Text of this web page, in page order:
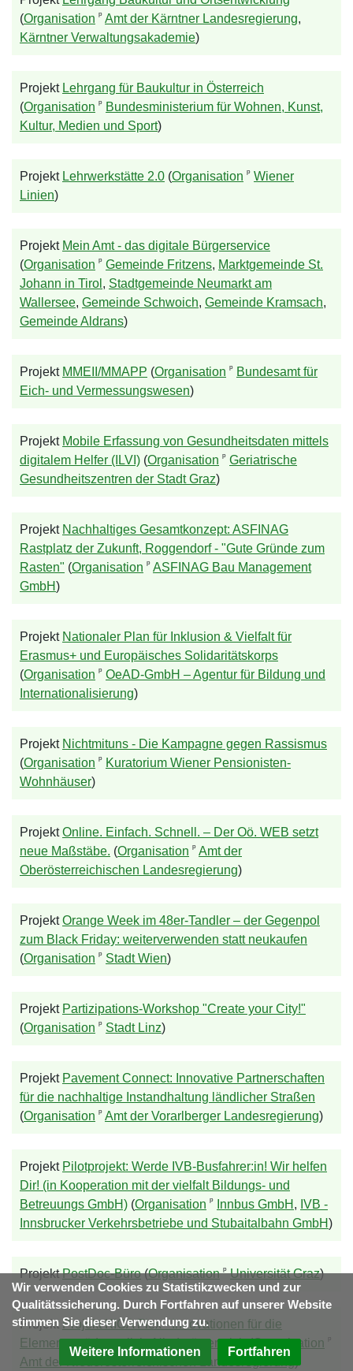
(Organisation ᵖ Amt der Kärntner Landesregierung,
Kärntner Verwaltungsakademie)
Projekt Lehrgang für Baukultur in Österreich
(Organisation ᵖ Bundesministerium für Wohnen, Kunst,
Kultur, Medien und Sport)
Projekt Lehrwerkstätte 2.0 (Organisation ᵖ Wiener
Linien)
Projekt Mein Amt - das digitale Bürgerservice
(Organisation ᵖ Gemeinde Fritzens, Marktgemeinde St.
Johann in Tirol , Stadtgemeinde Neumarkt am
Wallersee, Gemeinde Schwoich, Gemeinde Kramsach,
Gemeinde Aldrans)
Projekt MMEII/MMAPP (Organisation ᵖ Bundesamt für
Eich- und Vermessungswesen)
Projekt Mobile Erfassung von Gesundheitsdaten mittels
digitalem Helfer (ILVI) (Organisation ᵖ Geriatrische
Gesundheitszentren der Stadt Graz)
Projekt Nachhaltiges Gesamtkonzept: ASFINAG
Rastplatz der Zukunft, Roggendorf - "Gute Gründe zum
Rasten" (Organisation ᵖ ASFINAG Bau Management
GmbH )
Projekt Nationaler Plan für Inklusion & Vielfalt für
Erasmus+ und Europäisches Solidaritätskorps
(Organisation ᵖ OeAD-GmbH – Agentur für Bildung und
Internationalisierung)
Projekt Nichtmituns - Die Kampagne gegen Rassismus
(Organisation ᵖ Kuratorium Wiener Pensionisten-
Wohnhäuser)
ProjektOnline. Einfach. Schnell. – Der Oö. WEB setzt
neue Maßstäbe. (Organisation ᵖ Amt der
Oberösterreichischen Landesregierung)
ProjektOrange Week im 48er-Tandler – der Gegenpol
zum Black Friday: weiterverwenden statt neukaufen
(Organisation ᵖ Stadt Wien)
Projekt Partizipations-Workshop "Create your City!"
(Organisation ᵖ Stadt Linz)
Projekt Pavement Connect: Innovative Partnerschaften
für die nachhaltige Instandhaltung ländlicher Straßen
(Organisation ᵖ Amt der Vorarlberger Landesregierung)
Projekt Pilotprojekt: Werde IVB-Busfahrer:in! Wir helfen
Dir! (in Kooperation mit der vielfalt Bildungs- und
Betreuungs GmbH) (Organisation ᵖ Innbus GmbH , IVB -
Innsbrucker Verkehrsbetriebe und Stubaitalbahn GmbH )
ProjektPostDoc-Büro(Organisation ᵖ Universität Graz)
Projekt Projekt KIGA Flex - Innovationen für die
Elementarpädagogik in Niederösterreich
Organisation
Amt der Niederösterreichischen Landesregierung)
Wir verwenden Cookies zu Statistikzwecken und zur
Qualitätssicherung. Durch Fortfahren auf unserer Website
stimmen Sie dieser Verwendung zu.
Weitere Informationen Fortfahren